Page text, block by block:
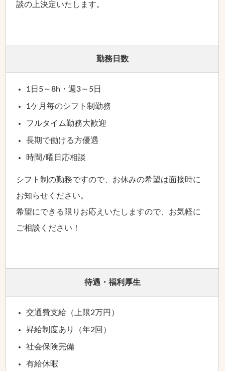
談の上決定いたします。
勤務日数
1日5～8h・週3～5日
1ケ月毎のシフト制勤務
フルタイム勤務大歓迎
長期で働ける方優遇
時間/曜日応相談
シフト制の勤務ですので、お休みの希望は面接時に
お知らせください。
希望にできる限りお応えいたしますので、お気軽に
ご相談ください！
待遇・福利厚生
交通費支給（上限2万円）
昇給制度あり（年2回）
社会保険完備
有給休暇